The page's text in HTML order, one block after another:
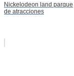
Nickelodeon land parque
de atracciones